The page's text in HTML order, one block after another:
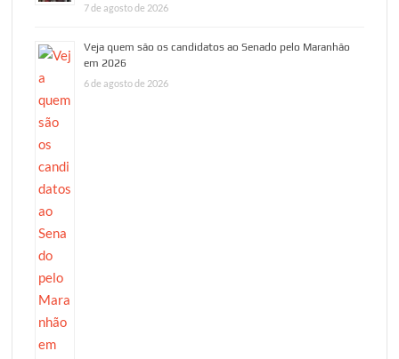
7 de agosto de 2026
Veja quem são os candidatos ao Senado pelo Maranhão
em 2026
6 de agosto de 2026